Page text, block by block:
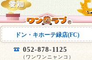
ドン・キホーテ緑店(FC)
052-878-1125
（ワンワンニャンコ）